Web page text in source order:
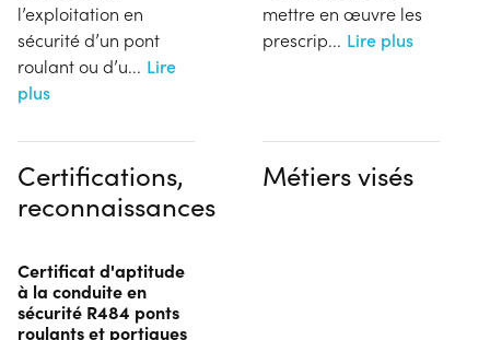
l’exploitation en
sécurité d’un pont
roulant ou d’u... Lire
plus
mettre en œuvre les
prescrip... Lire plus
Certifications,
reconnaissances
Certificat d'aptitude
à la conduite en
sécurité R484 ponts
roulants et portiques
Métiers visés